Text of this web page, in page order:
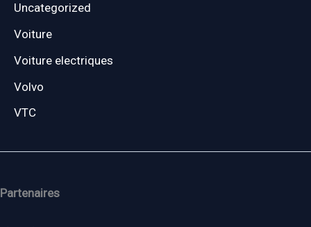
Uncategorized
Voiture
Voiture electriques
Volvo
VTC
Partenaires